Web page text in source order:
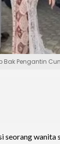
Bak Pengantin
seorang wanita